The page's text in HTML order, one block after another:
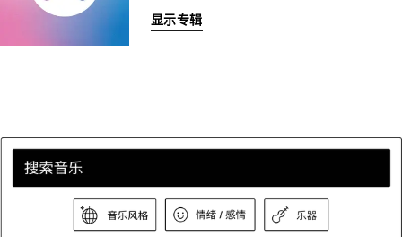
显示专辑